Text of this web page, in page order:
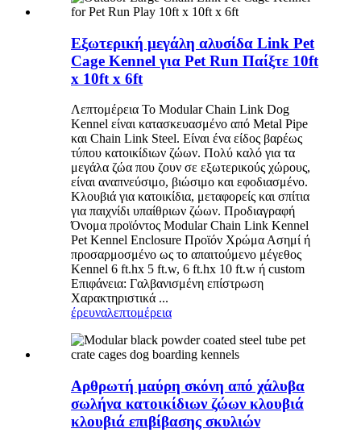
Εξωτερική μεγάλη αλυσίδα Link Pet
Cage Kennel για Pet Run Παίξτε 10ft
x 10ft x 6ft
Λεπτομέρεια Το Modular Chain Link Dog
Kennel είναι κατασκευασμένο από Metal Pipe
και Chain Link Steel. Είναι ένα είδος βαρέως
τύπου κατοικίδιων ζώων. Πολύ καλό για τα
μεγάλα ζώα που ζουν σε εξωτερικούς χώρους,
είναι αναπνεύσιμο, βιώσιμο και εφοδιασμένο.
Κλουβιά για κατοικίδια, μεταφορείς και σπίτια
για παιχνίδι υπαίθριων ζώων. Προδιαγραφή
Όνομα προϊόντος Modular Chain Link Kennel
Pet Kennel Enclosure Προϊόν Χρώμα Ασημί ή
προσαρμοσμένο ως το απαιτούμενο μέγεθος
Kennel 6 ft.hx 5 ft.w, 6 ft.hx 10 ft.w ή custom
Επιφάνεια: Γαλβανισμένη επίστρωση
Χαρακτηριστικά ...
έρευναλεπτομέρεια
Αρθρωτή μαύρη σκόνη από χάλυβα
σωλήνα κατοικίδιων ζώων κλουβιά
κλουβιά επιβίβασης σκυλιών